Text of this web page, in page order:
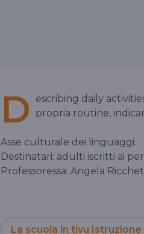
D
escribing daily
propria routine,
Asse culturale dei linguaggi.
Destinatari: adulti iscritti ai
Professoressa: Angela
La scuola in tivu